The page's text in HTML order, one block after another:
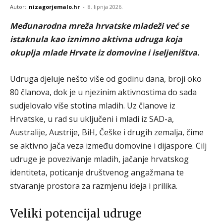
Autor: nizagorjemalo.hr - 8. lipnja 2026.
Međunarodna mreža hrvatske mladeži već se
istaknula kao iznimno aktivna udruga koja
okuplja mlade Hrvate iz domovine i iseljeništva.
Udruga djeluje nešto više od godinu dana, broji oko
80 članova, dok je u njezinim aktivnostima do sada
sudjelovalo više stotina mladih. Uz članove iz
Hrvatske, u rad su uključeni i mladi iz SAD-a,
Australije, Austrije, BiH, Češke i drugih zemalja, čime
se aktivno jača veza između domovine i dijaspore. Cilj
udruge je povezivanje mladih, jačanje hrvatskog
identiteta, poticanje društvenog angažmana te
stvaranje prostora za razmjenu ideja i prilika.
Veliki potencijal udruge